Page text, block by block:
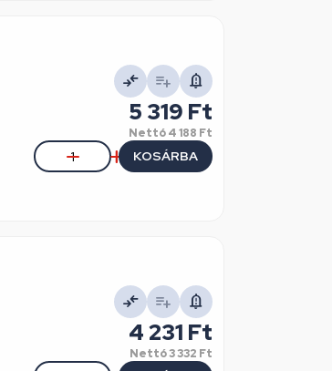
5 319 Ft
Nettó4 188 Ft
KOSÁRBA
4 231 Ft
Nettó3 332 Ft